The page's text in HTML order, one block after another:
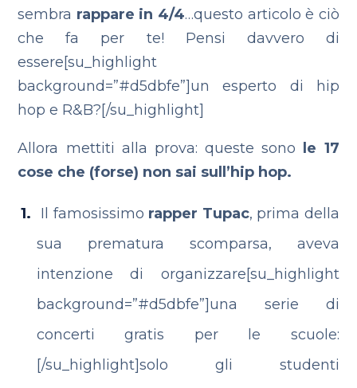
sembra rappare in 4/4…questo articolo è ciò
che fa per te! Pensi davvero di
essere[su_highlight
background=”#d5dbfe”]un esperto di hip
hop e R&B?[/su_highlight]
Allora mettiti alla prova: queste sono
le 17
cose che (forse) non sai sull’hip hop.
Il famosissimo rapper Tupac, prima della
sua prematura scomparsa, aveva
intenzione di organizzare[su_highlight
background=”#d5dbfe”]una serie di
concerti gratis per le scuole:
[/su_highlight]solo gli studenti